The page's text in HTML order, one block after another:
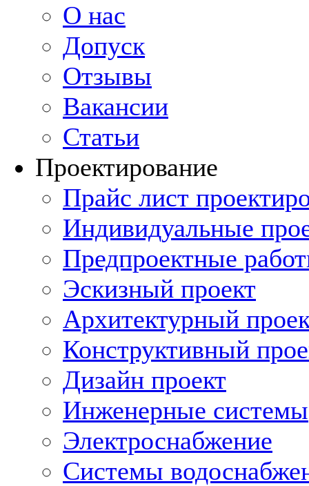
О нас
Допуск
Отзывы
Вакансии
Статьи
Проектирование
Прайс лист
Индивидуальные
Предпроектные
Эскизный проект
Архитектурный
Конструктивный
Дизайн проект
Инженерные системы
Электроснабжение
Системы